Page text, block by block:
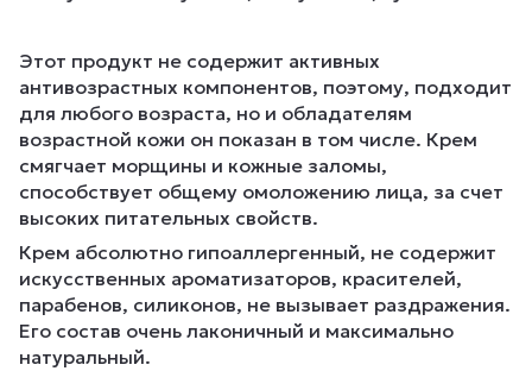
Этот продукт не содержит активных
антивозрастных компонентов, поэтому, подходит
для любого возраста, но и обладателям
возрастной кожи он показан в том числе. Крем
смягчает морщины и кожные заломы,
способствует общему омоложению лица, за счет
высоких питательных свойств.
Крем абсолютно гипоаллергенный, не содержит
искусственных ароматизаторов, красителей,
парабенов, силиконов, не вызывает раздражения.
Его состав очень лаконичный и максимально
натуральный.